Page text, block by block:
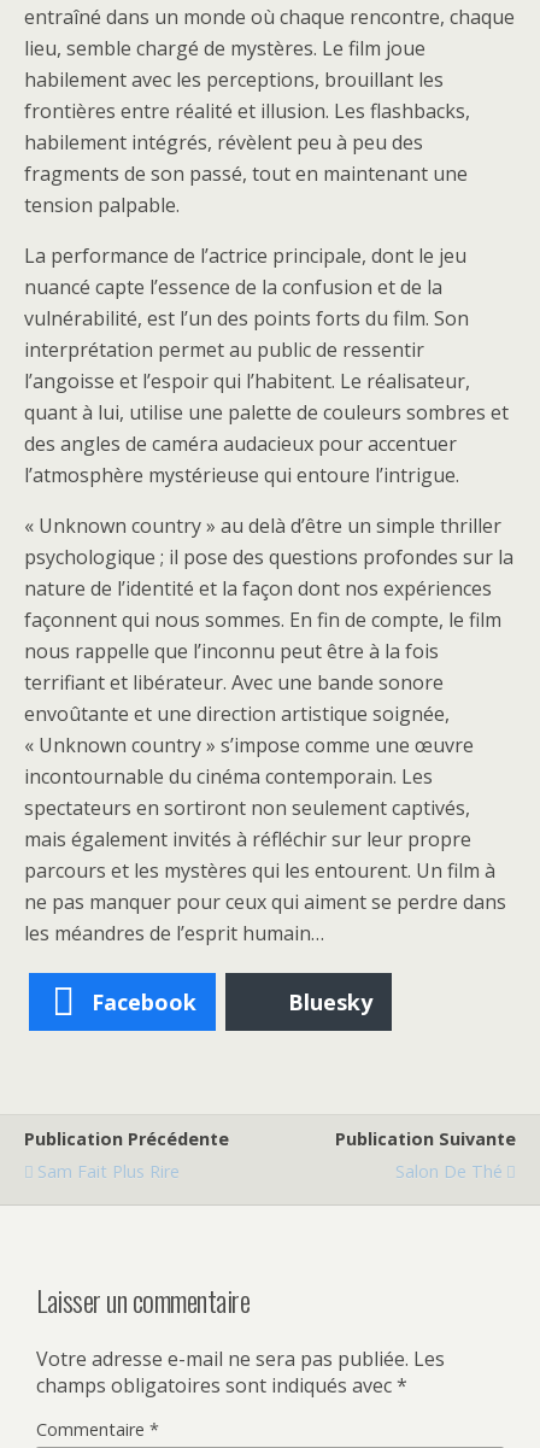
entraîné dans un monde où chaque rencontre, chaque
lieu, semble chargé de mystères. Le film joue
habilement avec les perceptions, brouillant les
frontières entre réalité et illusion. Les flashbacks,
habilement intégrés, révèlent peu à peu des
fragments de son passé, tout en maintenant une
tension palpable.
La performance de l’actrice principale, dont le jeu
nuancé capte l’essence de la confusion et de la
vulnérabilité, est l’un des points forts du film. Son
interprétation permet au public de ressentir
l’angoisse et l’espoir qui l’habitent. Le réalisateur,
quant à lui, utilise une palette de couleurs sombres et
des angles de caméra audacieux pour accentuer
l’atmosphère mystérieuse qui entoure l’intrigue.
« Unknown country » au delà d’être un simple thriller
psychologique ; il pose des questions profondes sur la
nature de l’identité et la façon dont nos expériences
façonnent qui nous sommes. En fin de compte, le film
nous rappelle que l’inconnu peut être à la fois
terrifiant et libérateur. Avec une bande sonore
envoûtante et une direction artistique soignée,
« Unknown country » s’impose comme une œuvre
incontournable du cinéma contemporain. Les
spectateurs en sortiront non seulement captivés,
mais également invités à réfléchir sur leur propre
parcours et les mystères qui les entourent. Un film à
ne pas manquer pour ceux qui aiment se perdre dans
les méandres de l’esprit humain…
Facebook Bluesky
Publication Précédente
Sam Fait Plus Rire
Publication Suivante
Salon De Thé
Laisser un commentaire
Votre adresse e-mail ne sera pas publiée. Les
champs obligatoires sont indiqués avec*
Commentaire *